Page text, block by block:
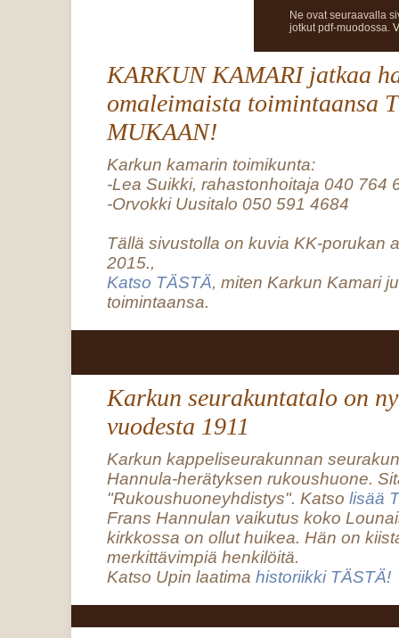
Ne ovat seuraavalla
jotkut pdf-muodossa.
KARKUN KAMARI jatkaa
omaleimaista toimintaansa
MUKAAN!
Karkun kamarin toimikunta:
-Lea Suikki, rahastonhoitaja 040 764
-Orvokki Uusitalo 050 591 4684
Tällä sivustolla on kuvia KK-porukan
2015.,
Katso TÄSTÄ, miten Karkun Kamari
toimintaansa.
Karkun seurakuntatalo on
vuodesta 1911
Karkun kappeliseurakunnan
Hannula-herätyksen rukoushuone.
"Rukoushuoneyhdistys". Katso lisää
Frans Hannulan vaikutus koko
kirkkossa on ollut huikea. Hän on
merkittävimpiä henkilöitä.
Katso Upin laatima historiikki TÄSTÄ!